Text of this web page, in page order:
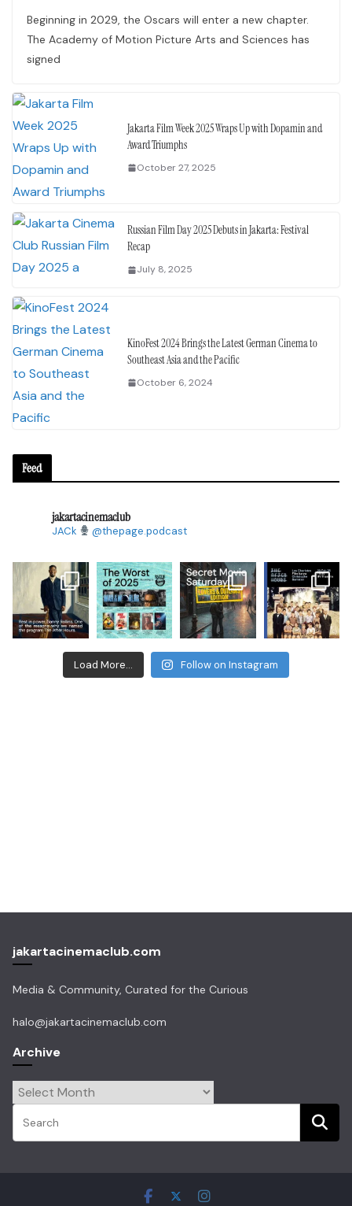
Beginning in 2029, the Oscars will enter a new chapter.
The Academy of Motion Picture Arts and Sciences has
signed
Jakarta Film Week 2025 Wraps Up with Dopamin and
Award Triumphs
October 27, 2025
Russian Film Day 2025 Debuts in Jakarta: Festival
Recap
July 8, 2025
KinoFest 2024 Brings the Latest German Cinema to
Southeast Asia and the Pacific
October 6, 2024
Feed
jakartacinemaclub
JACk @thepage.podcast
Load More... Follow on Instagram
jakartacinemaclub.com
Media & Community, Curated for the Curious
halo@jakartacinemaclub.com
Archive
Archive